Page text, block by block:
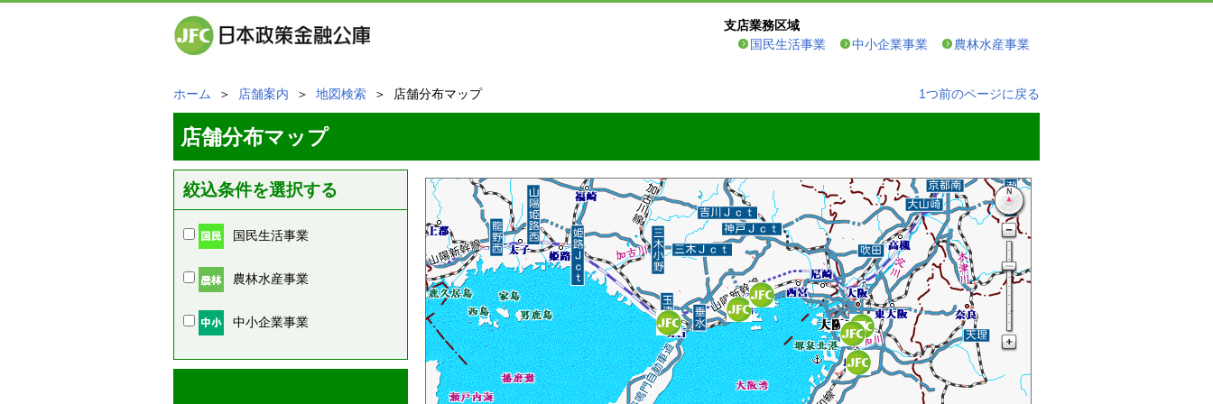
支店業務区域
国民生活事業
中小企業事業 農林水産事業
ホーム ＞ 店舗案内 ＞ 地図検索 ＞ 店舗分布マップ 1つ前のページに戻る
店舗分布マップ
絞込条件を選択する
国民生活事業
農林水産事業
中小企業事業